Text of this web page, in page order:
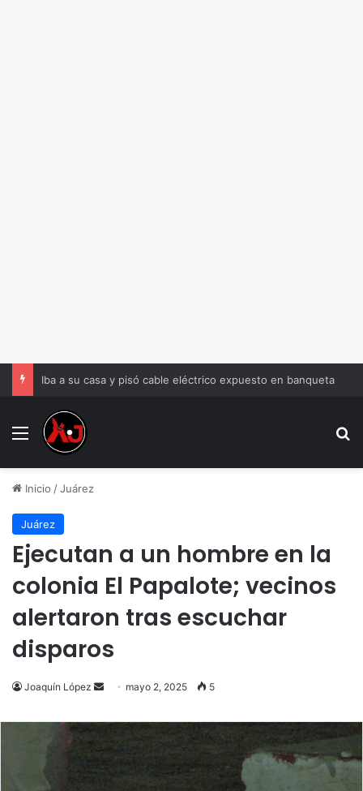
Iba a su casa y pisó cable eléctrico expuesto en banqueta
Menu
Inicio /Juárez
Juárez
Ejecutan a un hombre en la
colonia El Papalote; vecinos
alertaron tras escuchar
disparos
Joaquín López
Send
email
mayo 2, 2025 5